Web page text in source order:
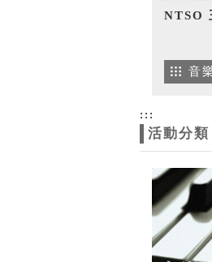
NTSO
音
:::
活動分類